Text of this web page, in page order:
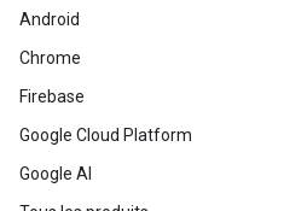
Android
Chrome
Firebase
Google Cloud Platform
Google AI